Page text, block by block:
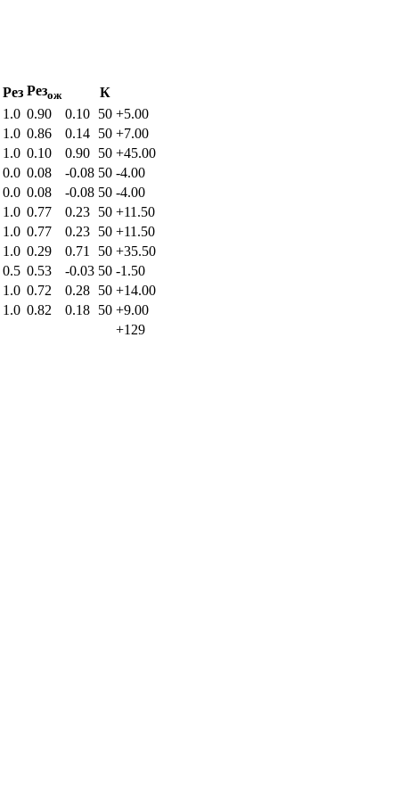
Рез Резож
К
1.0 0.90 0.10 50 +5.00
1.0 0.86 0.14 50 +7.00
1.0 0.10 0.90 50 +45.00
0.0 0.08 -0.08 50 -4.00
0.0 0.08 -0.08 50 -4.00
1.0 0.77 0.23 50 +11.50
1.0 0.77 0.23 50 +11.50
1.0 0.29 0.71 50 +35.50
0.5 0.53 -0.03 50 -1.50
1.0 0.72 0.28 50 +14.00
1.0 0.82 0.18 50 +9.00
+129